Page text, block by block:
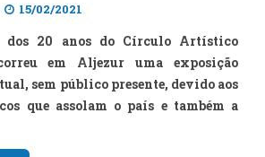
15/02/2021
dos 20 anos do Círculo Artístico
em Aljezur uma exposição
sem público presente, devido aos
que assolam o país e também a